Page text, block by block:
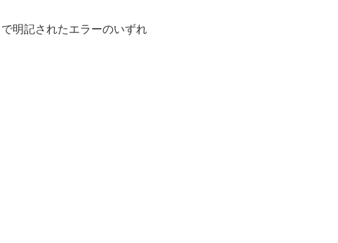
で明記されたエラーのいずれ